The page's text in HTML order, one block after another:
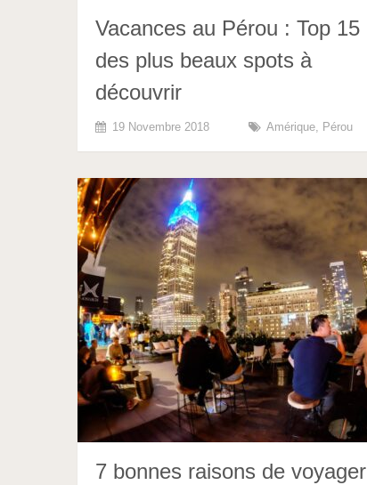
Vacances au Pérou : Top 15
des plus beaux spots à
découvrir
19 Novembre 2018 Amérique, Pérou
7 bonnes raisons de voyager